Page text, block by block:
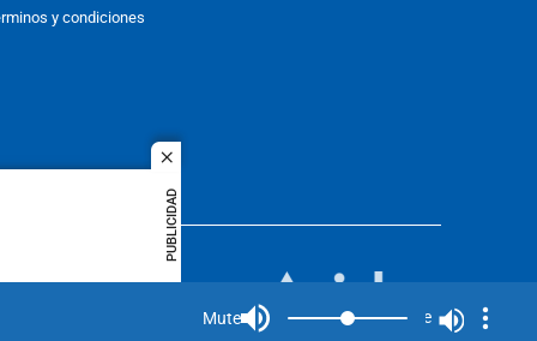
close
PUBLICIDAD
y condiciones
idioma
Mute
Mute